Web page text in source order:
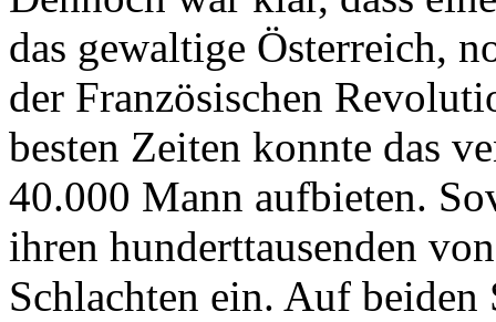
das gewaltige Österreich,
der Französischen
besten Zeiten konnte das
40.000 Mann aufbieten.
ihren hunderttausenden
Schlachten ein. Auf beiden